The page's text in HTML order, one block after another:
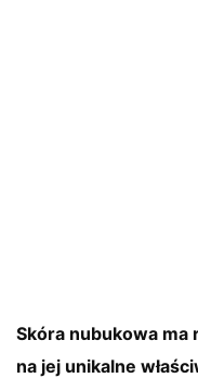
Skóra nubukowa ma
na jej unikalne